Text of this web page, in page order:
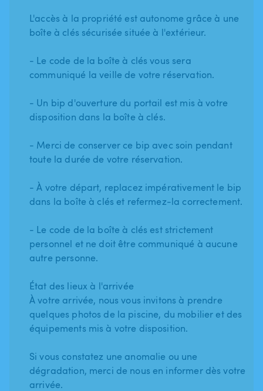
L'accès à la propriété est autonome grâce à une
boîte à clés sécurisée située à l'extérieur.
- Le code de la boîte à clés vous sera
communiqué la veille de votre réservation.
- Un bip d'ouverture du portail est mis à votre
disposition dans la boîte à clés.
- Merci de conserver ce bip avec soin pendant
toute la durée de votre réservation.
- À votre départ, replacez impérativement le bip
dans la boîte à clés et refermez-la correctement.
- Le code de la boîte à clés est strictement
personnel et ne doit être communiqué à aucune
autre personne.
État des lieux à l'arrivée
À votre arrivée, nous vous invitons à prendre
quelques photos de la piscine, du mobilier et des
équipements mis à votre disposition.
Si vous constatez une anomalie ou une
dégradation, merci de nous en informer dès votre
arrivée.